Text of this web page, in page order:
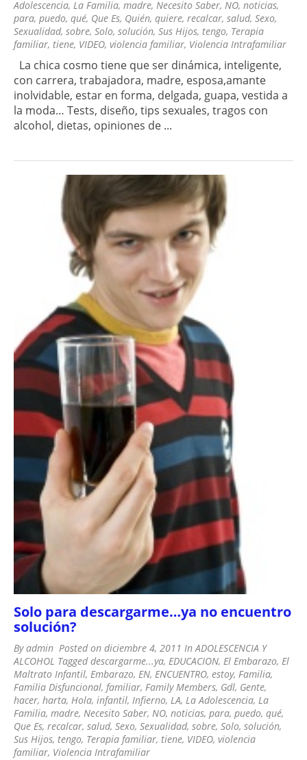
Adolescencia, La Familia, madre, Necesito Saber, NO, noticias,
para, puedo, qué, Que Es, Quién, quiere, recalcar, salud, Sexo,
Sexualidad, sobre, Solo, solución, Sus Hijos, tengo, Terapia
familiar, tiene, VIDEO, violencia familiar, Violencia Intrafamiliar
La chica cosmo tiene que ser dinámica, inteligente,
con carrera, trabajadora, madre, esposa,amante
inolvidable, estar en forma, delgada, guapa, vestida a
la moda… Tests, diseño, tips sexuales, tragos con
alcohol, dietas, opiniones de ...
Solo para descargarme…ya no encuentro
solución?
Byadmin Posted on diciembre 4, 2011 InADOLESCENCIA Y
ALCOHOL Taggeddescargarme...ya, EDUCACION, El Embarazo, El
Maltrato Infantil, Embarazo, EN, ENCUENTRO, estoy, Familia,
Familia Disfuncional, familiar, Family Members, Gdl, Gente,
hacer, harta, Hola, infantil, Infierno, LA, La Adolescencia, La
Familia, madre, Necesito Saber, NO, noticias, para, puedo, qué,
Que Es, recalcar, salud, Sexo, Sexualidad, sobre, Solo, solución,
Sus Hijos, tengo, Terapia familiar, tiene, VIDEO, violencia
familiar, Violencia Intrafamiliar